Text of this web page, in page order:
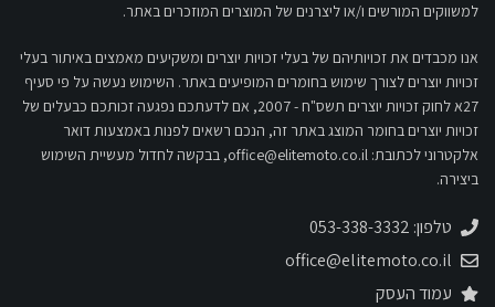
למשווקים המורשים ו/או ליצרנים של המוצרים המוזכרים באתר.
אנו מכבדים את זכויותיהם של בעלי זכויות יוצרים ומשקיעים מאמצים באיתור בעלי
זכויות יוצרים לצורך שימוש בחומרים המופיעים באתר. השימוש נעשה על פי סעיף
27א לחוק זכויות יוצרים תשס"ח - 2007, אם לדעתכם נפגעה זכותכם כבעלים של
זכויות יוצרים בחומר המוצג באתר זה, הנכם רשאים לפנות באמצעות דואר
אלקטרוני לכתובת: office@elitemoto.co.il, בבקשה לחדול מעשיית השימוש
ביצירה.
טלפון: 053-338-3332
office@elitemoto.co.il
עמוד העסק